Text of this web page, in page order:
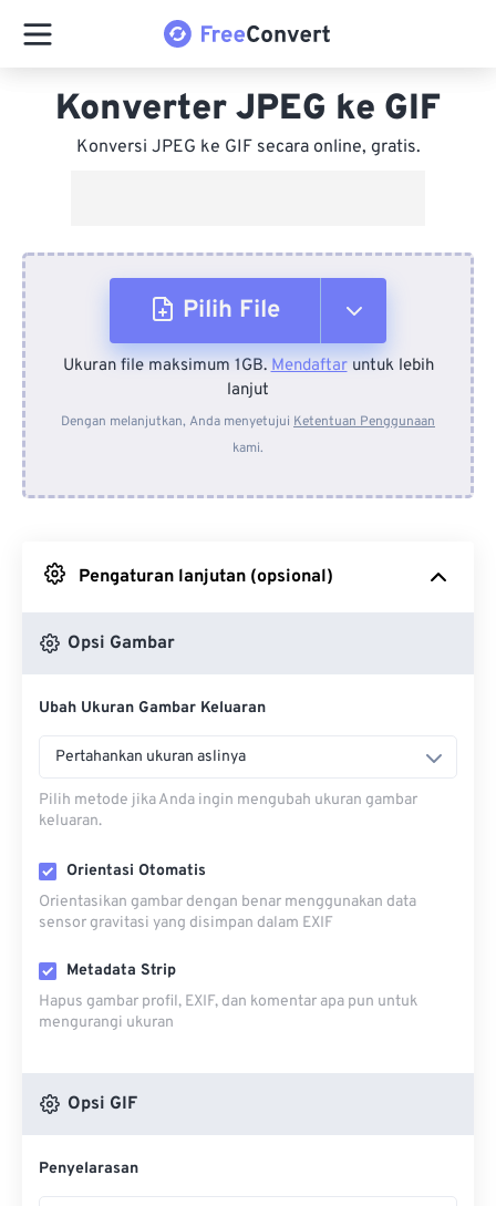
Konverter JPEG ke GIF
Konversi JPEG ke GIF secara online, gratis.
Pilih File
Dari Perangkat
Dari Dropbox
Ukuran file maksimum 1GB.Mendaftaruntuk lebih
lanjut
Dengan melanjutkan, Anda menyetujui Ketentuan Penggunaan
kami.
Pengaturan lanjutan (opsional)
Opsi Gambar
Ubah Ukuran Gambar Keluaran
Pertahankan ukuran aslinya
Pilih metode jika Anda ingin mengubah ukuran gambar
keluaran.
Orientasi Otomatis
Orientasikan gambar dengan benar menggunakan data
sensor gravitasi yang disimpan dalam EXIF
Metadata Strip
Hapus gambar profil, EXIF, dan komentar apa pun untuk
mengurangi ukuran
Opsi GIF
Penyelarasan